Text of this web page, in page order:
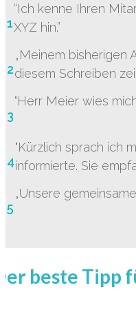
1
“Ich kenne Ihren
XYZ hin.”
2
„Meinem bisherigen
diesem Schreiben
3
"Herr Meier wies
4
"Kürzlich sprach ich
informierte. Sie
5
„Unsere
beste Tipp